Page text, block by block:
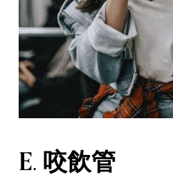
E. 咬飲管